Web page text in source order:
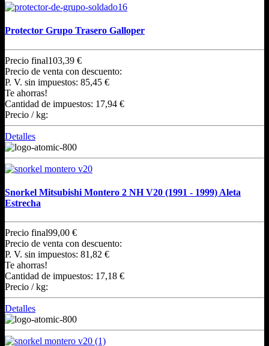
Protector Grupo Trasero Galloper
Precio final103,39 €
Precio de venta con descuento:
P. V. sin impuestos: 85,45 €
Te ahorras!
Cantidad de impuestos: 17,94 €
Precio / kg:
Detalles
Snorkel Mitsubishi Montero 2 NH V20 (1991 - 1999) Aleta
Estrecha
Precio final99,00 €
Precio de venta con descuento:
P. V. sin impuestos: 81,82 €
Te ahorras!
Cantidad de impuestos: 17,18 €
Precio / kg:
Detalles